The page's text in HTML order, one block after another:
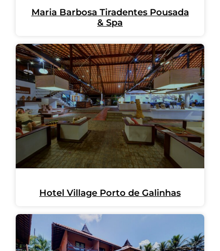
Maria Barbosa Tiradentes Pousada
& Spa
Hotel Village Porto de Galinhas